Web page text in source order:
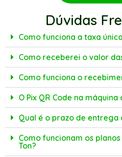
Dúvidas
Como funciona a taxa
Como receberei o valor
Como funciona o
O Pix QR Code na
Qual é o prazo de entrega
Como funcionam os
Ton?